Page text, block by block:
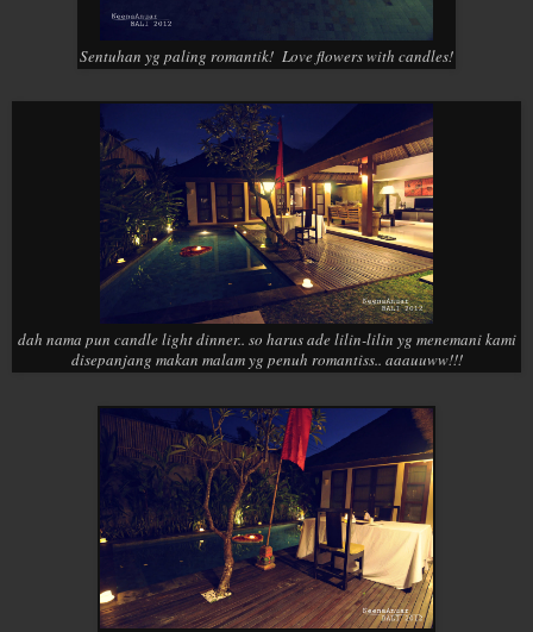
Sentuhan yg paling romantik! Love flowers with candles!
dah nama pun candle light dinner.. so harus ade lilin-lilin yg menemani kami
disepanjang makan malam yg penuh romantiss.. aaauuww!!!